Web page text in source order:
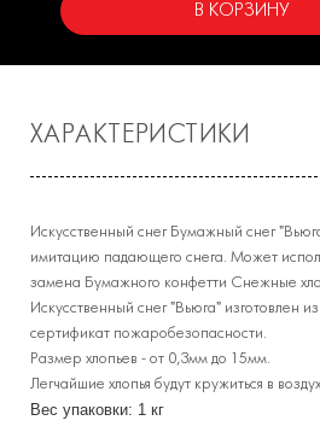
В КОРЗИНУ
ХАРАКТЕРИСТИКИ
Искусственный снег Бумажный снег
имитацию падающего снега. Может
замена Бумажного конфетти Снежные
Искусственный снег "Вьюга" изготовлен
сертификат пожаробезопасности.
Размер хлопьев - от 0,3мм до 15мм.
Легчайшие хлопья будут кружиться в
Вес упаковки: 1 кг